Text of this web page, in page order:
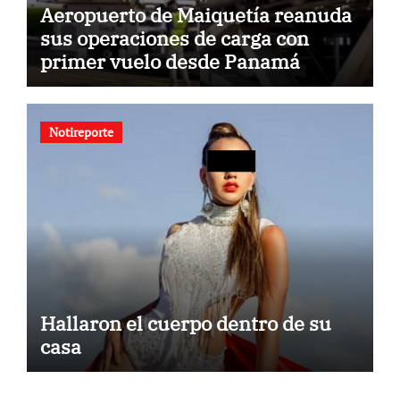
Aeropuerto de Maiquetía reanuda
sus operaciones de carga con
primer vuelo desde Panamá
Notireporte
Hallaron el cuerpo dentro de su
casa